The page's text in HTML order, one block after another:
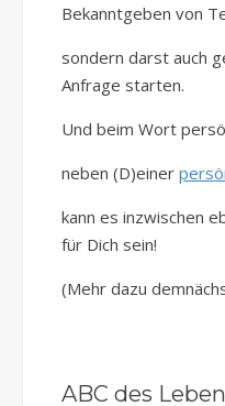
Bekanntgeben von
sondern darst auch
Anfrage starten.
Und beim Wort
neben (D)einer
kann es inzwischen
für Dich sein!
(Mehr dazu
ABC des